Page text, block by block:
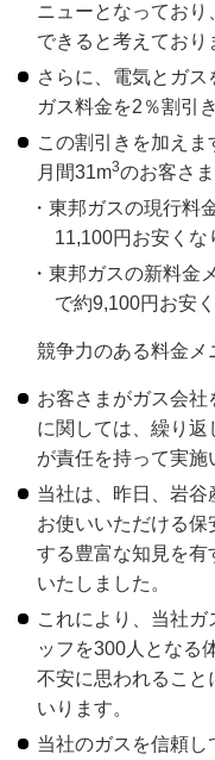
ニューとなってお
できると考えており
さらに、電気とガス
ガス料金を2％割引
この割引きを加え
月間31m3のお客さま
東邦ガスの現行料
11,100円お安くな
東邦ガスの新料金
で約9,100円お安
競争力のある料金メ
お客さまがガス会
に関しては、繰り
が責任を持って実施
当社は、昨日、岩谷
お使いいただける保
する豊富な知見を有
いたしました。
これにより、当社
ッフを300人となる
不安に思われること
いります。
当社のガスを信頼し